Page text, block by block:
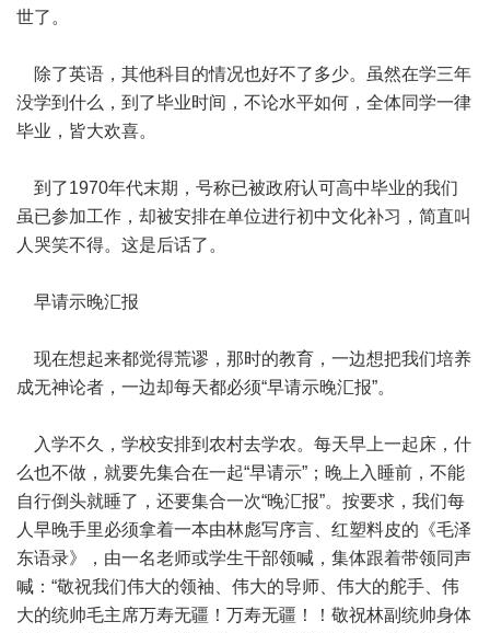
世了。
除了英语，其他科目的情况也好不了多少。虽然在学三年
没学到什么，到了毕业时间，不论水平如何，全体同学一律
毕业，皆大欢喜。
到了1970年代末期，号称已被政府认可高中毕业的我们
虽已参加工作，却被安排在单位进行初中文化补习，简直叫
人哭笑不得。这是后话了。
早请示晚汇报
现在想起来都觉得荒谬，那时的教育，一边想把我们培养
成无神论者，一边却每天都必须“早请示晚汇报”。
入学不久，学校安排到农村去学农。每天早上一起床，什
么也不做，就要先集合在一起“早请示”；晚上入睡前，不能
自行倒头就睡了，还要集合一次“晚汇报”。按要求，我们每
人早晚手里必须拿着一本由林彪写序言、红塑料皮的《毛泽
东语录》，由一名老师或学生干部领喊，集体跟着带领同声
喊：“敬祝我们伟大的领袖、伟大的导师、伟大的舵手、伟
大的统帅毛主席万寿无疆！万寿无疆！！敬祝林副统帅身体